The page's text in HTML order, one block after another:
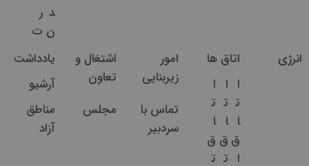
د
ن
ر
ت
انرژی
اتاق ها
ا
ت
ا
ق
ا
ا
ت
ا
ق
ت
ا
ت
ا
ق
ت
امور
زیربنایی
اشتغال و
تعاون
یادداشت
آرشیو
تماس با
سردبیر
مجلس
مناطق
آزاد